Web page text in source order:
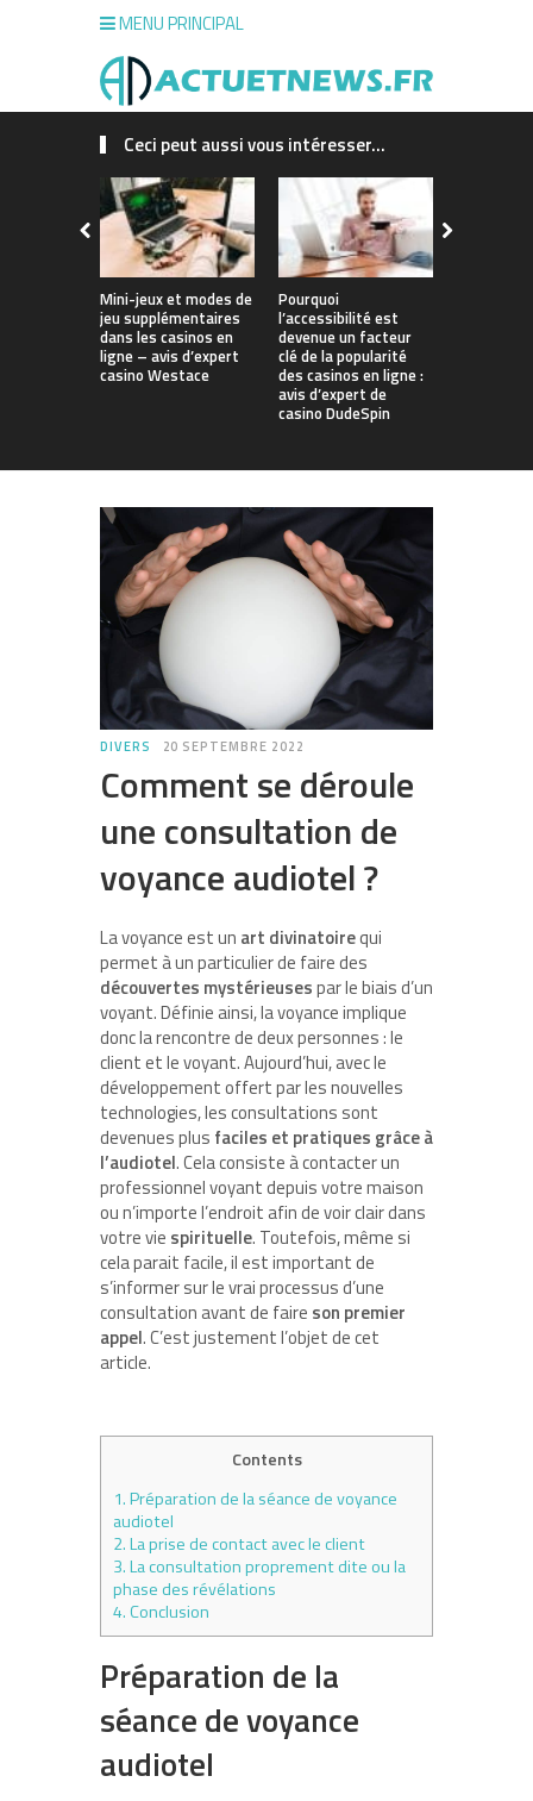
MENU PRINCIPAL
Ceci peut aussi vous intéresser...
Mini-jeux et modes de
jeu supplémentaires
dans les casinos en
ligne – avis d’expert
casino Westace
Pourquoi
l’accessibilité est
devenue un facteur
clé de la popularité
des casinos en ligne :
avis d’expert de
casino DudeSpin
DIVERS 20 SEPTEMBRE 2022
Comment se déroule
une consultation de
voyance audiotel ?
La voyance est un art divinatoirequi
permet à un particulier de faire des
découvertes mystérieusespar le biais d’un
voyant. Définie ainsi, la voyance implique
donc la rencontre de deux personnes : le
client et le voyant. Aujourd’hui, avec le
développement offert par les nouvelles
technologies, les consultations sont
devenues plus faciles et pratiques grâce à
l’audiotel. Cela consiste à contacter un
professionnel voyant depuis votre maison
ou n’importe l’endroit afin de voir clair dans
votre vie spirituelle. Toutefois, même si
cela parait facile, il est important de
s’informer sur le vrai processus d’une
consultation avant de faire son premier
appel. C’est justement l’objet de cet
article.
Contents
1.Préparation de la séance de voyance
audiotel
2.La prise de contact avec le client
3.La consultation proprement dite ou la
phase des révélations
4.Conclusion
Préparation de la
séance de voyance
audiotel